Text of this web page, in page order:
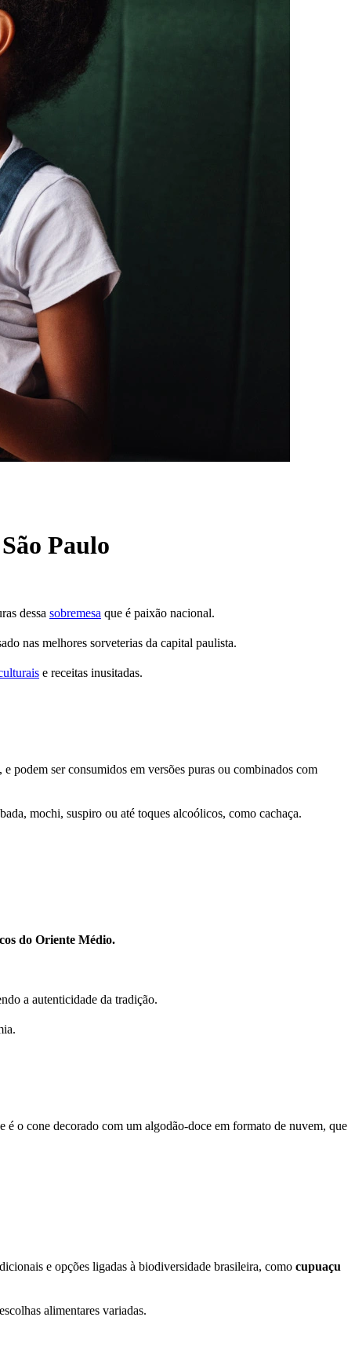
Paulo
dessa sobremesa que é paixão nacional.
nas melhores sorveterias da capital paulista.
e receitas inusitadas.
podem ser consumidos em versões puras ou combinados com
mochi, suspiro ou até toques alcoólicos, como cachaça.
do Oriente Médio.
a autenticidade da tradição.
é o cone decorado com um algodão-doce em formato de nuvem, que
e opções ligadas à biodiversidade brasileira, como cupuaçu
alimentares variadas.